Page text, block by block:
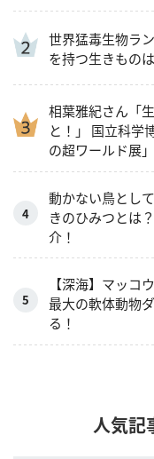
世界猛毒生物ラ
を持つ生きもの
相葉雅紀さん「
と！」 国立科学
の超ワールド展
動かない鳥とし
きのひみつとは
介！
【深海】マッコ
最大の軟体動物
る！
人気記